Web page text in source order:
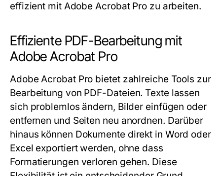
effizient mit Adobe Acrobat Pro zu arbeiten.
Effiziente PDF-Bearbeitung mit
Adobe Acrobat Pro
Adobe Acrobat Pro bietet zahlreiche Tools zur
Bearbeitung von PDF-Dateien. Texte lassen
sich problemlos ändern, Bilder einfügen oder
entfernen und Seiten neu anordnen. Darüber
hinaus können Dokumente direkt in Word oder
Excel exportiert werden, ohne dass
Formatierungen verloren gehen. Diese